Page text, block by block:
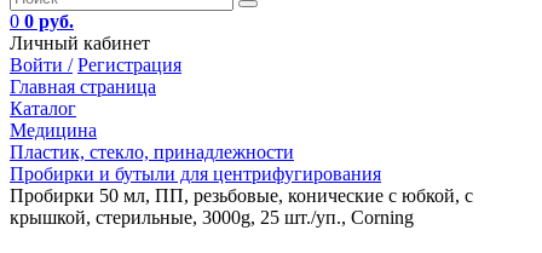
0 0 руб.
Личный кабинет
Войти / Регистрация
Главная страница
Каталог
Медицина
Пластик, стекло, принадлежности
Пробирки и бутыли для центрифугирования
Пробирки 50 мл, ПП, резьбовые, конические с юбкой, с
крышкой, стерильные, 3000g, 25 шт./уп., Corning